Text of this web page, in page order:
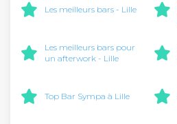
Les meilleurs bars - Lille
Les meilleurs bars pour
un afterwork - Lille
Top Bar Sympa à Lille